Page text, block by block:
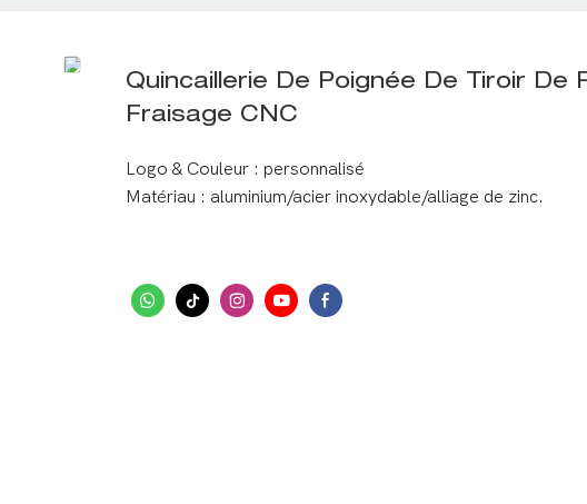
Quincaillerie De Poignée De Tiroir De
Fraisage CNC
Logo & Couleur : personnalisé
Matériau : aluminium/acier inoxydable/alliage de zinc.